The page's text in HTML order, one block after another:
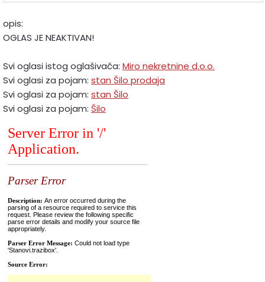
opis:
OGLAS JE NEAKTIVAN!
Svi oglasi istog oglašivača: Miro nekretnine d.o.o.
Svi oglasi za pojam: stan Šilo prodaja
Svi oglasi za pojam: stan Šilo
Svi oglasi za pojam: Šilo